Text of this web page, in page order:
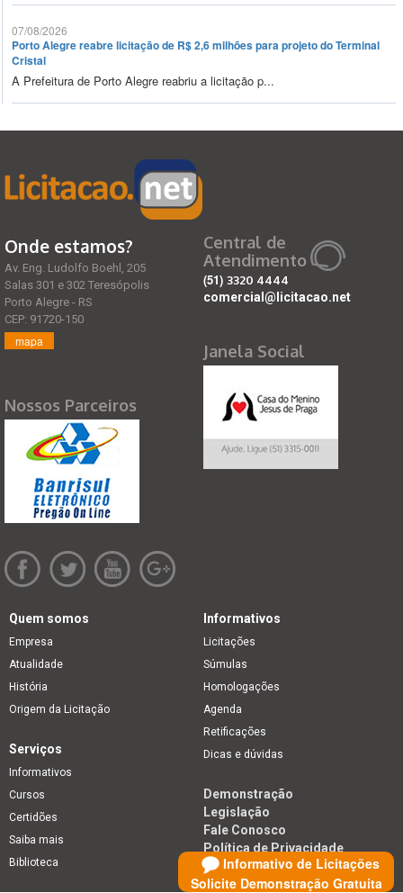
07/08/2026
Porto Alegre reabre licitação de R$ 2,6 milhões para projeto do Terminal
Cristal
A Prefeitura de Porto Alegre reabriu a licitação p...
Informativo de Licitações
Solicite Demonstração Gratuita
Onde estamos?
Av. Eng. Ludolfo Boehl, 205
Salas 301 e 302 Teresópolis
Porto Alegre - RS
CEP: 91720-150
mapa
Nossos Parceiros
Central de
Atendimento
(51) 3320 4444
comercial@licitacao.net
Janela Social
Quem somos
Empresa
Atualidade
História
Origem da Licitação
Informativos
Licitações
Súmulas
Homologações
Agenda
Retificações
Dicas e dúvidas
Serviços
Informativos
Cursos
Certidões
Saiba mais
Biblioteca
Demonstração
Legislação
Fale Conosco
Política de Privacidade